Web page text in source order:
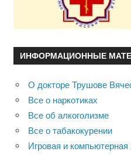
ИНФОРМАЦИОННЫЕ
О докторе Трушове
Все о наркотиках
Все об алкоголизме
Все о табакокурении
Игровая и компьютерная